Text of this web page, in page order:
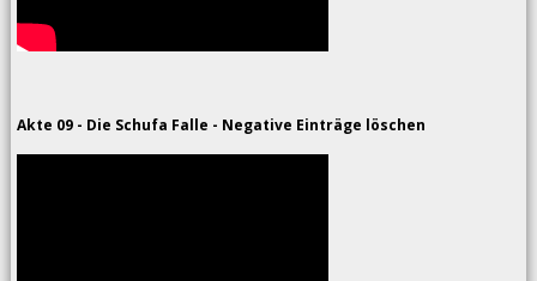
Akte 09 - Die Schufa Falle - Negative Einträge löschen